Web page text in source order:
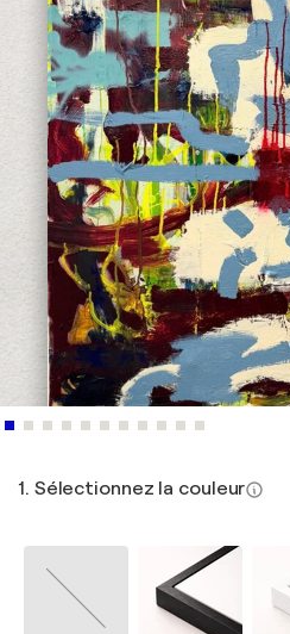
1. Sélectionnez la couleur